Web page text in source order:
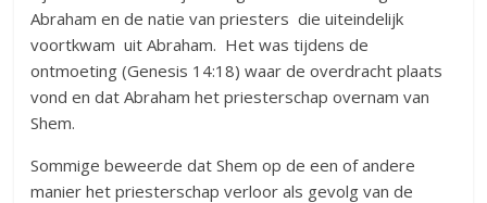
Abraham en de natie van priesters die uiteindelijk
voortkwam uit Abraham. Het was tijdens de
ontmoeting (Genesis 14:18) waar de overdracht plaats
vond en dat Abraham het priesterschap overnam van
Shem.
Sommige beweerde dat Shem op de een of andere
manier het priesterschap verloor als gevolg van de